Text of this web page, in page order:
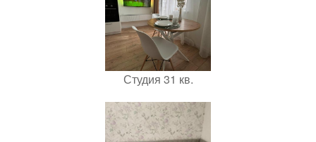
Студия 31 кв.